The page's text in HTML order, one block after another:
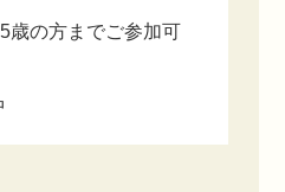
歳の方までご参加可